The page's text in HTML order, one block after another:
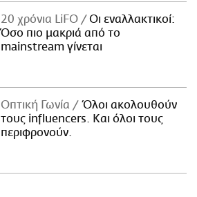
20 χρόνια LiFO
Οι εναλλακτικοί:
Όσο πιο μακριά από το
mainstream γίνεται
Οπτική Γωνία
Όλοι ακολουθούν
τους influencers. Και όλοι τους
περιφρονούν.